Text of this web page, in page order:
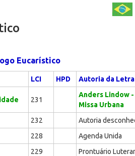
Eucarístico
LCI HPD Autoria da Letra
231
Anders Lindow -
Missa Urbana
232
Autoria
228
Agenda Unida
229 Prontuário